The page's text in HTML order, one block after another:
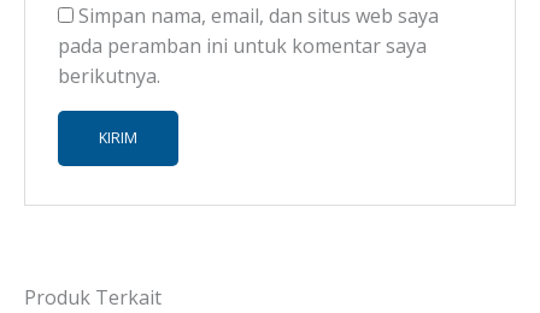
Simpan nama, email, dan situs web saya
pada peramban ini untuk komentar saya
berikutnya.
Produk Terkait